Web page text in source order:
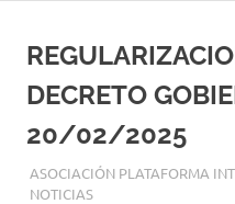
DECRETO
20/02/2025
21 FEBRERO, 2025
ASOCIACIÓN PLATAFORMA
NOTICIAS